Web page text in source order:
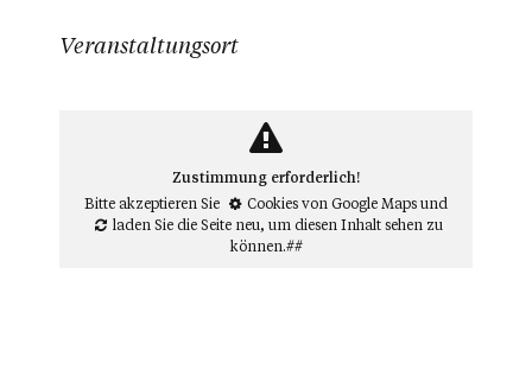
Veranstaltungsort
Zustimmung erforderlich!
Bitte akzeptieren Sie
Cookies von Google Mapsund
laden Sie die Seite neu, um diesen Inhalt sehen zu
können.##